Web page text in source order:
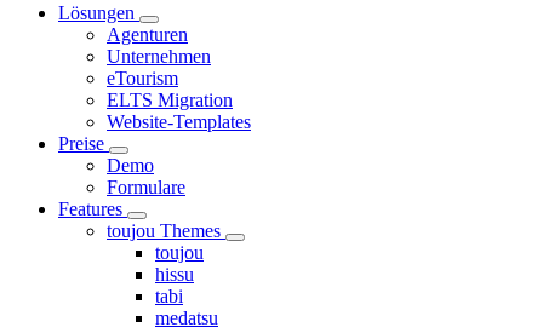
Lösungen
Agenturen
Unternehmen
eTourism
ELTS Migration
Website-Templates
Preise
Demo
Formulare
Features
toujou Themes
toujou
hissu
tabi
medatsu